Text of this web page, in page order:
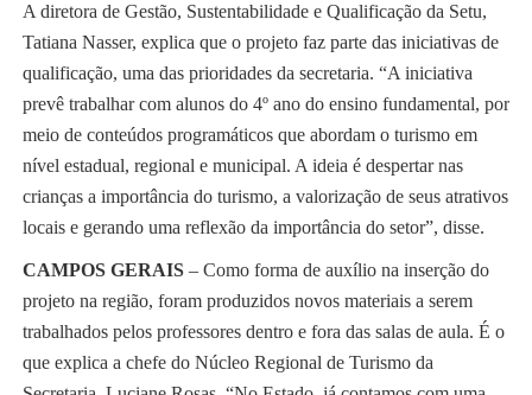
A diretora de Gestão, Sustentabilidade e Qualificação da Setu,
Tatiana Nasser, explica que o projeto faz parte das iniciativas de
qualificação, uma das prioridades da secretaria. “A iniciativa
prevê trabalhar com alunos do 4º ano do ensino fundamental, por
meio de conteúdos programáticos que abordam o turismo em
nível estadual, regional e municipal. A ideia é despertar nas
crianças a importância do turismo, a valorização de seus atrativos
locais e gerando uma reflexão da importância do setor”, disse.
CAMPOS GERAIS– Como forma de auxílio na inserção do
projeto na região, foram produzidos novos materiais a serem
trabalhados pelos professores dentro e fora das salas de aula. É o
que explica a chefe do Núcleo Regional de Turismo da